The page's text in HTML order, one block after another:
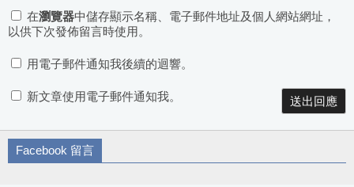
在瀏覽器中儲存顯示名稱、電子郵件地址及個人網站網址，
以供下次發佈留言時使用。
用電子郵件通知我後續的迴響。
新文章使用電子郵件通知我。
Facebook 留言